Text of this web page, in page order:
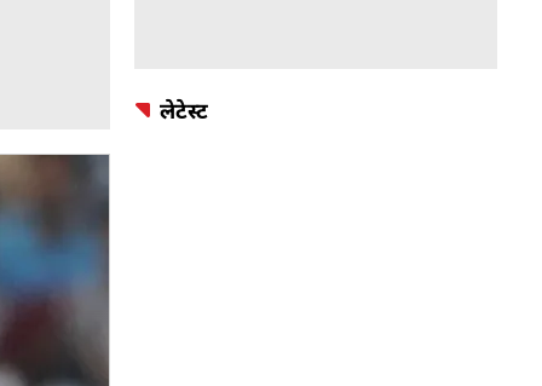
लेटेस्ट